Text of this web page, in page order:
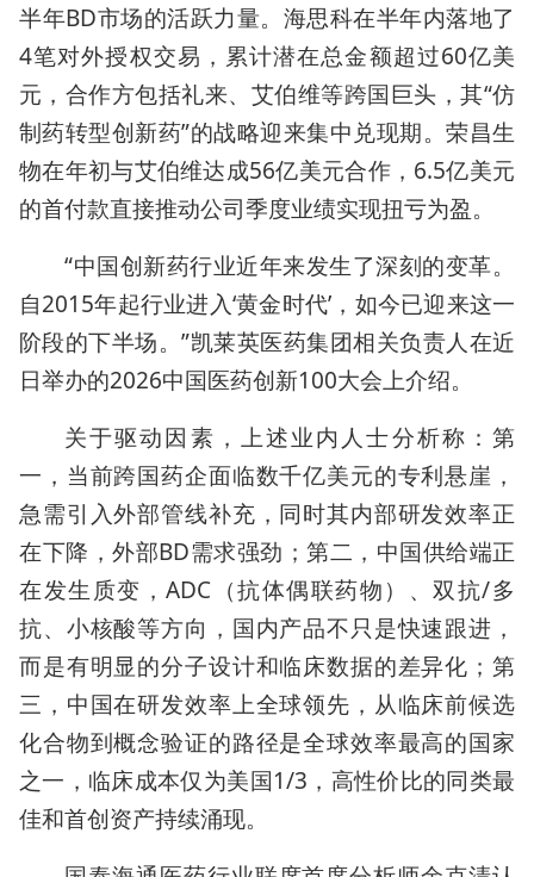
半年BD市场的活跃力量。海思科在半年内落地了
4笔对外授权交易，累计潜在总金额超过60亿美
元，合作方包括礼来、艾伯维等跨国巨头，其“仿
制药转型创新药”的战略迎来集中兑现期。荣昌生
物在年初与艾伯维达成56亿美元合作，6.5亿美元
的首付款直接推动公司季度业绩实现扭亏为盈。
“中国创新药行业近年来发生了深刻的变革。
自2015年起行业进入‘黄金时代’，如今已迎来这一
阶段的下半场。”凯莱英医药集团相关负责人在近
日举办的2026中国医药创新100大会上介绍。
关于驱动因素，上述业内人士分析称：第
一，当前跨国药企面临数千亿美元的专利悬崖，
急需引入外部管线补充，同时其内部研发效率正
在下降，外部BD需求强劲；第二，中国供给端正
在发生质变，ADC（抗体偶联药物）、双抗/多
抗、小核酸等方向，国内产品不只是快速跟进，
而是有明显的分子设计和临床数据的差异化；第
三，中国在研发效率上全球领先，从临床前候选
化合物到概念验证的路径是全球效率最高的国家
之一，临床成本仅为美国1/3，高性价比的同类最
佳和首创资产持续涌现。